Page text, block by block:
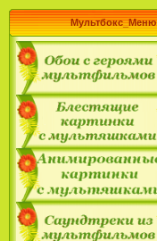
Мультбокс_Меню